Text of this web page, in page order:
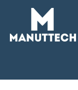
content